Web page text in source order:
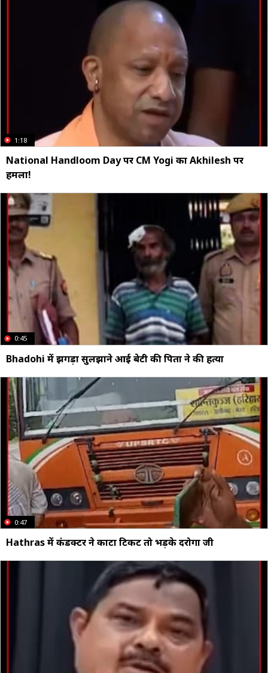
1:18
National Handloom Day पर CM Yogi का Akhilesh पर
हमला!
0:45
Bhadohi में झगड़ा सुलझाने आई बेटी की पिता ने की हत्या
0:47
Hathras में कंडक्टर ने काटा टिकट तो भड़के दरोगा जी